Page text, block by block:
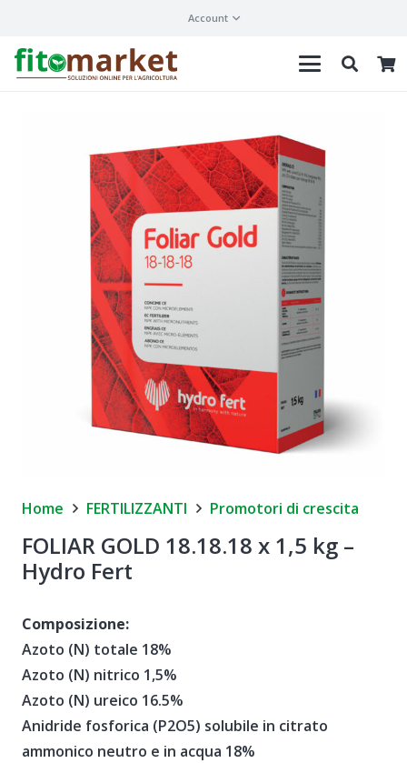
Account
Home FERTILIZZANTI Promotori di crescita
FOLIAR GOLD 18.18.18 x 1,5 kg –
Hydro Fert
Composizione:
Azoto (N) totale 18%
Azoto (N) nitrico 1,5%
Azoto (N) ureico 16.5%
Anidride fosforica (P2O5) solubile in citrato
ammonico neutro e in acqua 18%